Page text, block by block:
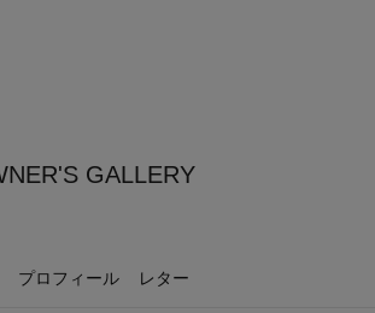
GALLERY
プロフィール レター